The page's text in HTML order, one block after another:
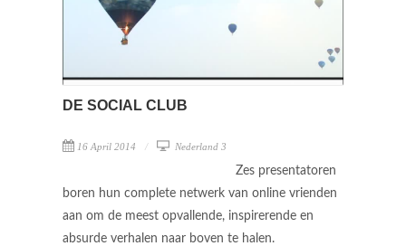
DE SOCIAL CLUB
16 April 2014 Nederland 3
Zes presentatoren
boren hun complete netwerk van online vrienden
aan om de meest opvallende, inspirerende en
absurde verhalen naar boven te halen.